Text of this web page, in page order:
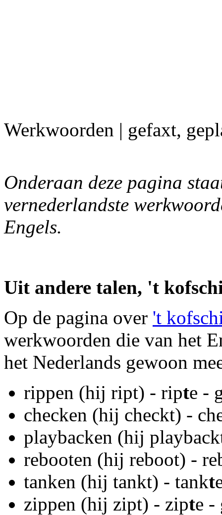
Werkwoorden | gefaxt,
Onderaan deze pagina
vernederlandste
Engels.
Uit andere talen, 't
Op de pagina over 't
werkwoorden die van het
het Nederlands gewoon
rippen (hij ript) - ripte -
checken (hij checkt) -
playbacken (hij
rebooten (hij reboot) -
tanken (hij tankt) - tankt
zippen (hij zipt) - zipte -